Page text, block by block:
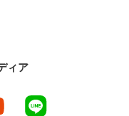
ィア
youtube